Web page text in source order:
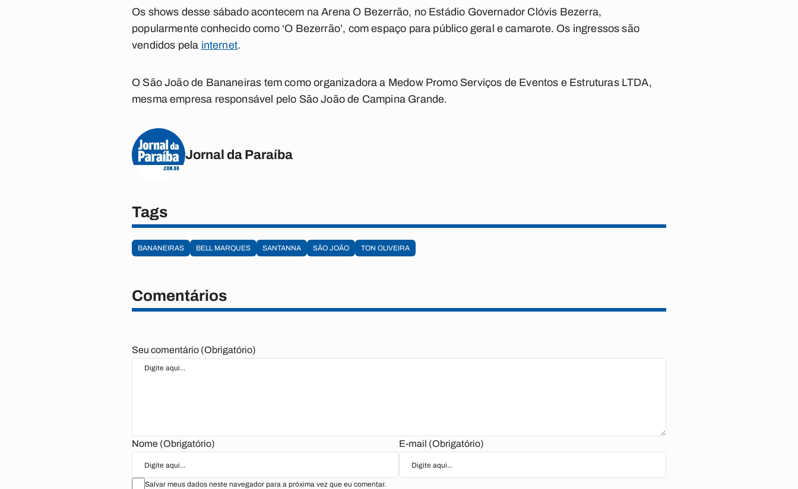
Os shows desse sábado acontecem na Arena O Bezerrão, no Estádio Governador Clóvis Bezerra,
popularmente conhecido como ‘O Bezerrão’, com espaço para público geral e camarote. Os ingressos são
vendidos pela internet.
O São João de Bananeiras tem como organizadora a Medow Promo Serviços de Eventos e Estruturas LTDA,
mesma empresa responsável pelo São João de Campina Grande.
Jornal da Paraíba
Tags
BANANEIRAS BELL MARQUES SANTANNA SÃO JOÃO TON OLIVEIRA
Comentários
Seu comentário (Obrigatório)
Nome (Obrigatório) E-mail (Obrigatório)
Salvar meus dados neste navegador para a próxima vez que eu comentar.